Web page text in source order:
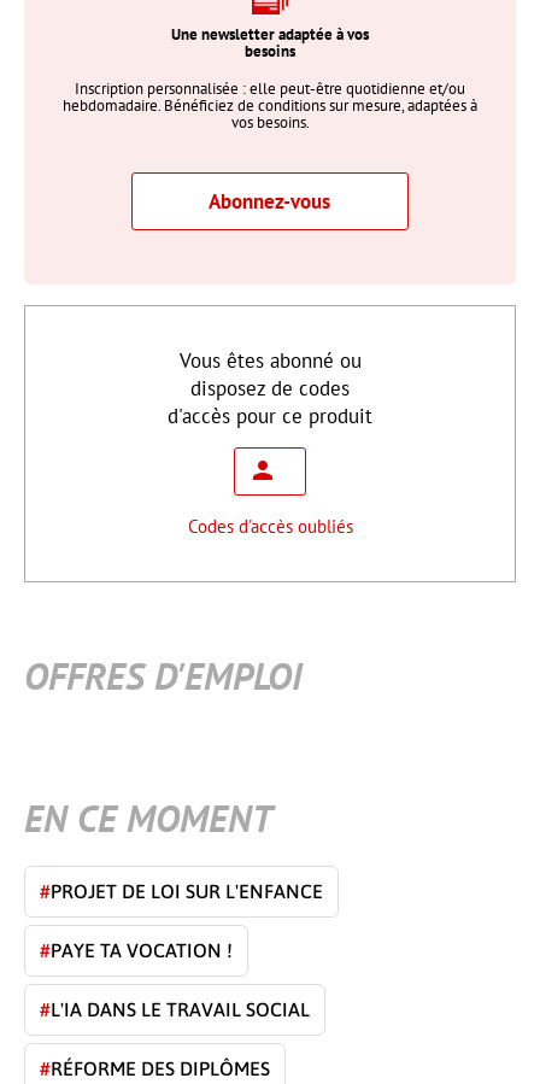
Une newsletter adaptée à vos
besoins
Inscription personnalisée : elle peut-être quotidienne et/ou
hebdomadaire. Bénéficiez de conditions sur mesure, adaptées à
vos besoins.
Abonnez-vous
Vous êtes abonné ou
disposez de codes
d'accès pour ce produit
Codes d'accès oubliés
OFFRES D'EMPLOI
EN CE MOMENT
#PROJET DE LOI SUR L'ENFANCE
#PAYE TA VOCATION !
#L'IA DANS LE TRAVAIL SOCIAL
#RÉFORME DES DIPLÔMES